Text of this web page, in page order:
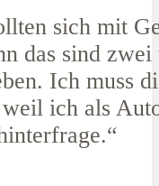
sich mit
das sind
Ich muss
ich als